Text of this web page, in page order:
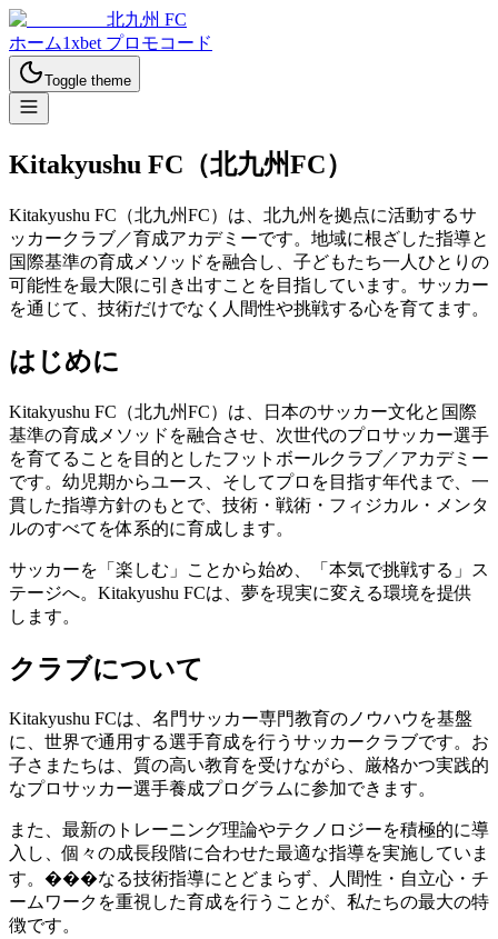
北九州 FC
ホーム1xbet プロモコード
Toggle theme
Kitakyushu FC（北九州FC）
Kitakyushu FC（北九州FC）は、北九州を拠点に活動するサ
ッカークラブ／育成アカデミーです。地域に根ざした指導と
国際基準の育成メソッドを融合し、子どもたち一人ひとりの
可能性を最大限に引き出すことを目指しています。サッカー
を通じて、技術だけでなく人間性や挑戦する心を育てます。
はじめに
Kitakyushu FC（北九州FC）は、日本のサッカー文化と国際
基準の育成メソッドを融合させ、次世代のプロサッカー選手
を育てることを目的としたフットボールクラブ／アカデミー
です。幼児期からユース、そしてプロを目指す年代まで、一
貫した指導方針のもとで、技術・戦術・フィジカル・メンタ
ルのすべてを体系的に育成します。
サッカーを「楽しむ」ことから始め、「本気で挑戦する」ス
テージへ。Kitakyushu FCは、夢を現実に変える環境を提供
します。
クラブについて
Kitakyushu FCは、名門サッカー専門教育のノウハウを基盤
に、世界で通用する選手育成を行うサッカークラブです。お
子さまたちは、質の高い教育を受けながら、厳格かつ実践的
なプロサッカー選手養成プログラムに参加できます。
また、最新のトレーニング理論やテクノロジーを積極的に導
入し、個々の成長段階に合わせた最適な指導を実施していま
す。���なる技術指導にとどまらず、人間性・自立心・チ
ームワークを重視した育成を行うことが、私たちの最大の特
徴です。